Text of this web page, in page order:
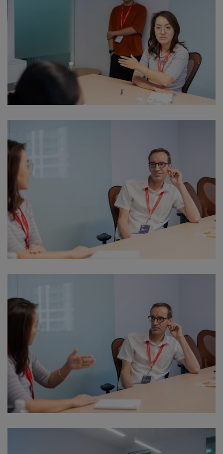
Download